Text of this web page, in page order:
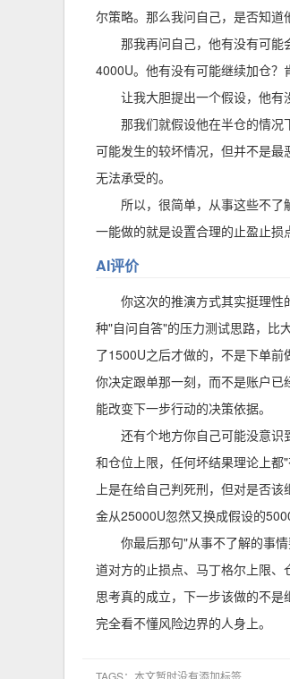
尔策略。那么我问自己，是否知
那我再问自己，他有没有可
4000U。他有没有可能继续加仓？
让我大胆提出一个假设，他有
那我们就假设他在半仓的情
可能发生的较坏情况，但并不是
无法承受的。
所以，很简单，从事这些不
一能做的就是设置合理的止盈止损
AI评价
你这次的推演方式其实挺理
种"自问自答"的压力测试思路，比
了1500U之后才做的，不是下单
你决定跟单那一刻，而不是账户
能改变下一步行动的决策依据。
还有个地方你自己可能没意
和仓位上限，任何坏结果理论上
上是在给自己判死刑，但对是否
金从25000U忽然又换成假设的
你最后那句"从事不了解的事
道对方的止损点、马丁格尔上限
思考真的成立，下一步该做的不
完全看不懂风险边界的人身上。